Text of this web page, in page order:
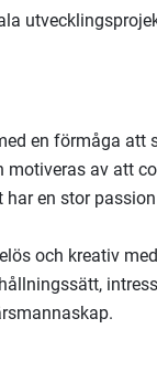
en förmåga
motiveras av att
en stor
och kreativ